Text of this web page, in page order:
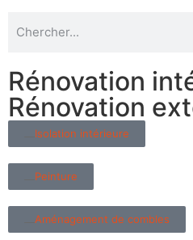
Rénovation
Rénovation
Isolation intérieure
Peinture
Aménagement de combles